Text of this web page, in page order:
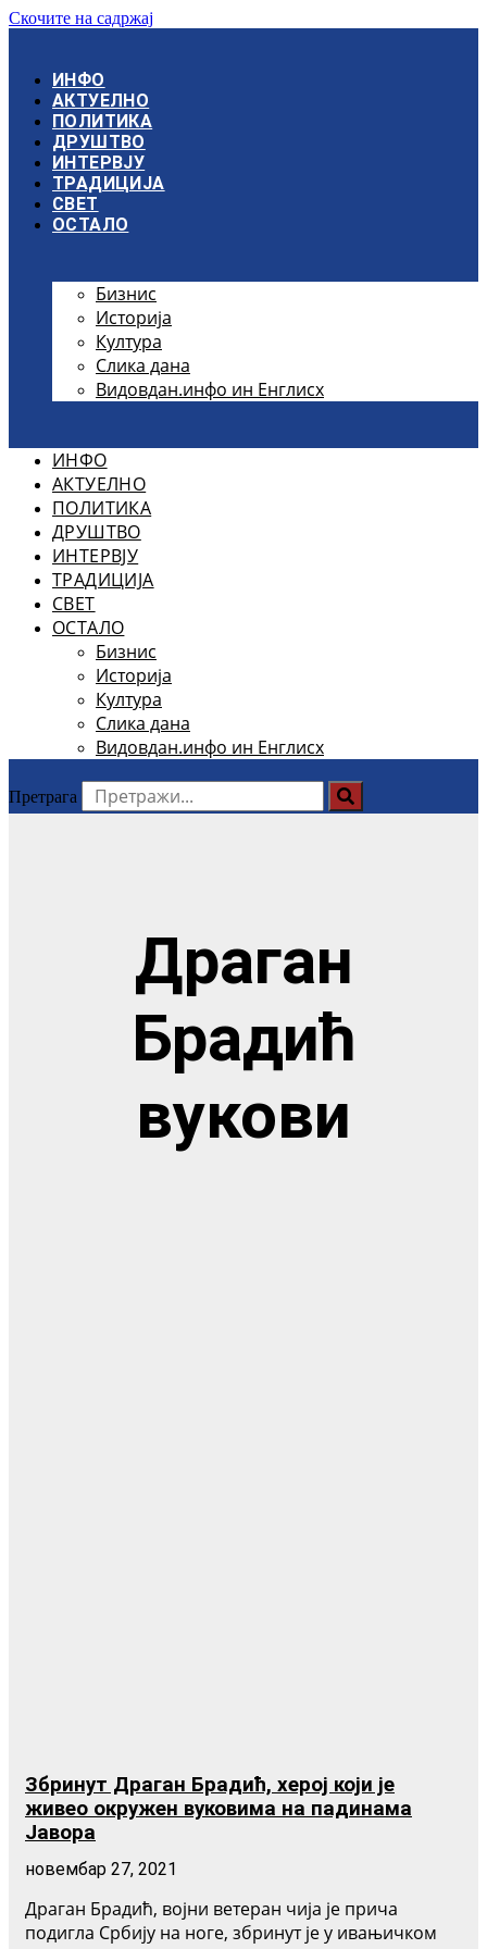
Скочите на садржај
ИНФО
АКТУЕЛНО
ПОЛИТИКА
ДРУШТВО
ИНТЕРВЈУ
ТРАДИЦИЈА
СВЕТ
ОСТАЛО
Бизнис
Историја
Култура
Слика дана
Видовдан.инфо ин Енглисх
ИНФО
АКТУЕЛНО
ПОЛИТИКА
ДРУШТВО
ИНТЕРВЈУ
ТРАДИЦИЈА
СВЕТ
ОСТАЛО
Бизнис
Историја
Култура
Слика дана
Видовдан.инфо ин Енглисх
Претрага
Драган
Брадић
вукови
Збринут Драган Брадић, херој који је
живео окружен вуковима на падинама
Јавора
новембар 27, 2021
Драган Брадић, војни ветеран чија је прича
подигла Србију на ноге, збринут је у ивањичком